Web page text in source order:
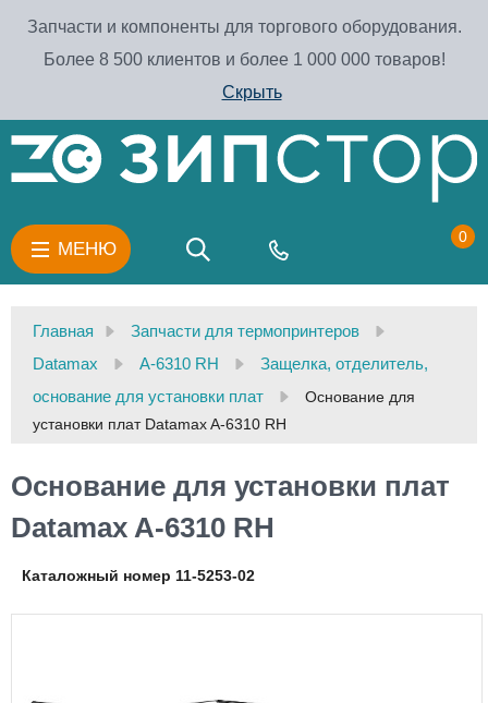
Запчасти и компоненты для торгового оборудования.
Более 8 500 клиентов и более 1 000 000 товаров!
Скрыть
МЕНЮ
0
Главная
Запчасти для термопринтеров
Datamax
A-6310 RH
Защелка, отделитель,
основание для установки плат
Основание для
установки плат Datamax A-6310 RH
Основание для установки плат
Datamax A-6310 RH
Каталожный номер 11-5253-02